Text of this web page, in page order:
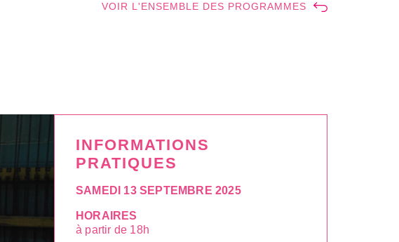
VOIR L'ENSEMBLE DES PROGRAMMES
INFORMATIONS
PRATIQUES
SAMEDI 13 SEPTEMBRE 2025
HORAIRES
à partir de 18h